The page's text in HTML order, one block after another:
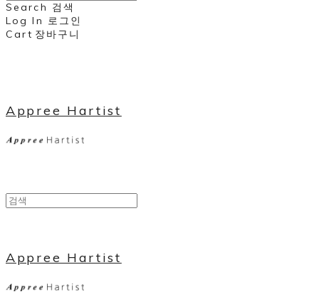
Search 검색
Log In 로그인
Cart 장바구니
Appree Hartist
Appree Hartist